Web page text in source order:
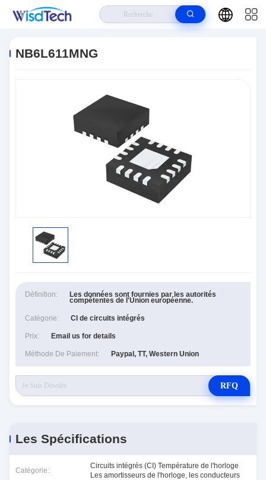
NB6L611MNG
Définition: Les données sont fournies par les autorités
compétentes de l'Union européenne.
Catégorie: CI de circuits intégrés
Prix: Email us for details
Méthode De Paiement: Paypal, TT, Western Union
RFQ
Les Spécifications
Catégorie:
Circuits intégrés (CI) Température de l'horloge
Les amortisseurs de l'horloge, les conducteurs